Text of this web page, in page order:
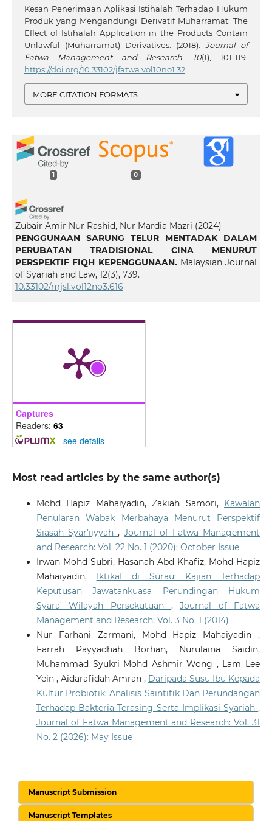
Kesan Penerimaan Aplikasi Istihalah Terhadap Hukum
Produk yang Mengandungi Derivatif Muharramat: The
Effect of Istihalah Application in the Products Contain
Unlawful (Muharramat) Derivatives. (2018).Journal of
Fatwa Management and Research, 10(1), 101-119.
https://doi.org/10.33102/jfatwa.vol10no1.32
MORE CITATION FORMATS
1 0
Zubair Amir Nur Rashid, Nur Mardia Mazri (2024)
PENGGUNAAN SARUNG TELUR MENTADAK DALAM
PERUBATAN TRADISIONAL CINA MENURUT
PERSPEKTIF FIQH KEPENGGUNAAN. Malaysian Journal
of Syariah and Law, 12(3), 739.
10.33102/mjsl.vol12no3.616
Captures
Readers: 63
- see details
Most read articles by the same author(s)
Mohd Hapiz Mahaiyadin, Zakiah Samori, Kawalan
Penularan Wabak Merbahaya Menurut Perspektif
Siasah Syar'iiyyah ,Journal of Fatwa Management
and Research: Vol. 22 No. 1 (2020): October Issue
Irwan Mohd Subri, Hasanah Abd Khafiz, Mohd Hapiz
Mahaiyadin, Iktikaf di Surau: Kajian Terhadap
Keputusan Jawatankuasa Perundingan Hukum
Syara’ Wilayah Persekutuan ,Journal of Fatwa
Management and Research: Vol. 3 No. 1 (2014)
Nur Farhani Zarmani, Mohd Hapiz Mahaiyadin ,
Farrah Payyadhah Borhan, Nurulaina Saidin,
Muhammad Syukri Mohd Ashmir Wong , Lam Lee
Yein , Aidarafidah Amran , Daripada Susu Ibu Kepada
Kultur Probiotik: Analisis Saintifik Dan Perundangan
Terhadap Bakteria Terasing Serta Implikasi Syariah,
Journal of Fatwa Management and Research: Vol. 31
No. 2 (2026): May Issue
Manuscript Submission
Manuscript Templates